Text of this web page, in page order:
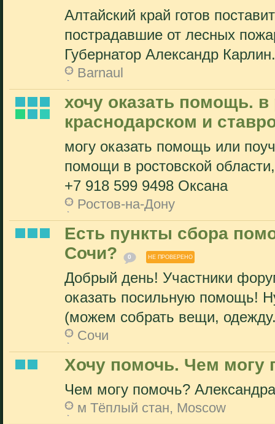
Алтайский край готов
пострадавшие от лесных
Губернатор Александр
Barnaul
хочу оказать помощь. в
краснодарском и
могу оказать помощь или
помощи в ростовской
+7 918 599 9498 Оксана
Ростов-на-Дону
Есть пункты сбора
Сочи?
0 НЕ ПРОВЕРЕНО
Добрый день! Участники
оказать посильную помощь!
(можем собрать вещи,
Сочи
Хочу помочь. Чем могу
Чем могу помочь?
м Тёплый стан, Moscow